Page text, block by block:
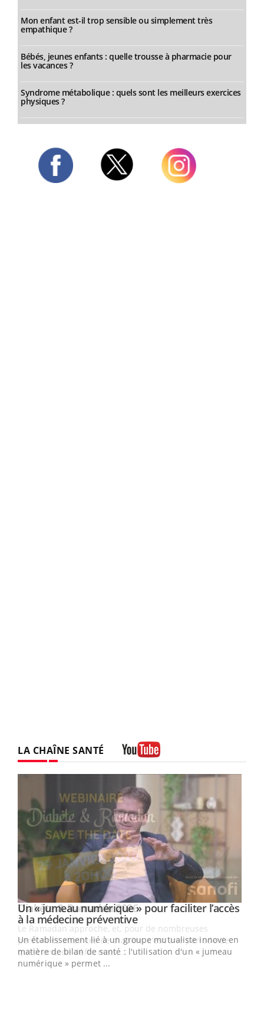
Mon enfant est-il trop sensible ou simplement très
empathique ?
Bébés, jeunes enfants : quelle trousse à pharmacie pour
les vacances ?
Syndrome métabolique : quels sont les meilleurs exercices
physiques ?
LA CHAÎNE SANTÉ
Youtube
Un « jumeau numérique » pour faciliter l’accès
à la médecine préventiveYoutube
Un établissement lié à un groupe mutualiste innove en
matière de bilan de santé : l'utilisation d'un « jumeau
numérique » permet ...